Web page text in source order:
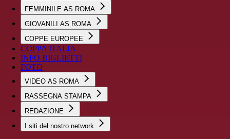
FEMMINILE AS ROMA
GIOVANILI AS ROMA
COPPE EUROPEE
COPPA ITALIA
INFO BIGLIETTI
FOTO
VIDEO AS ROMA
RASSEGNA STAMPA
REDAZIONE
I siti del nostro network